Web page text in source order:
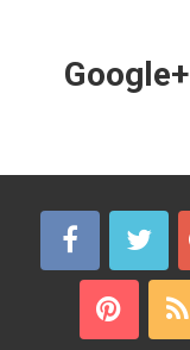
Google+